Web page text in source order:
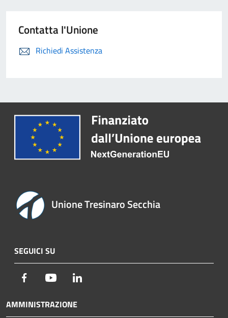
Contatta l'Unione
Richiedi Assistenza
Unione Tresinaro Secchia
SEGUICI SU
Facebook Youtube
AMMINISTRAZIONE